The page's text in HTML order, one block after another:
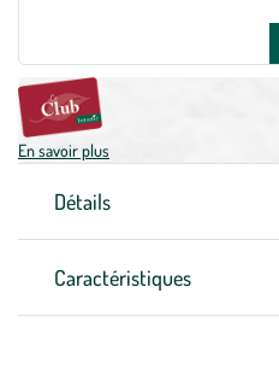
En savoir plus
Détails
Caractéristiques